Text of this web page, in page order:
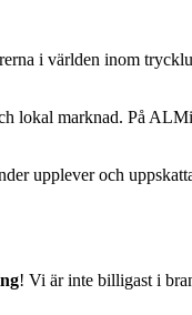
i världen inom
lokal marknad. På
upplever och
! Vi är inte billigast i